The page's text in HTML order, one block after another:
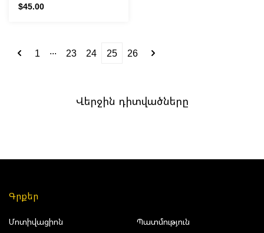
$45.00
1 ... 23 24 25 26
Վերջին դիտվածները
Գրքեր
Մոտիվացիոն
Պատմություն